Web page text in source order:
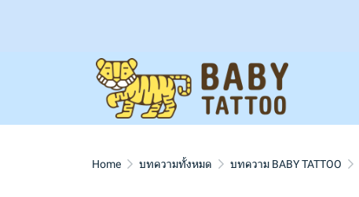
Home บทความทั้งหมด บทความ BABY TATTOO